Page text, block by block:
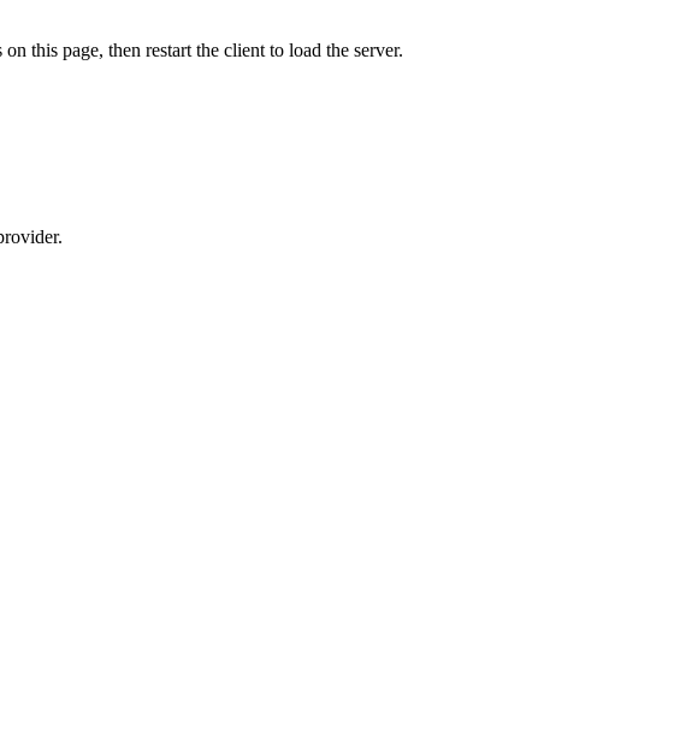
this page, then restart the client to load the server.